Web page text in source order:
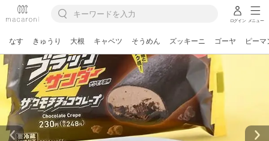
ログイン メニュー
なす きゅうり 大根 キャベツ そうめん ズッキーニ ゴーヤ ピーマ